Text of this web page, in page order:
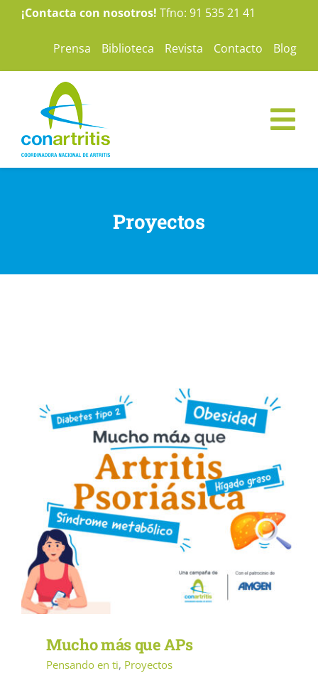
Saltar¡Contacta con nosotros! Tfno: 91 535 21 41
Prensa Biblioteca Revista Contacto Blog
Colabora
Asóciate
Proyectos
Mucho más que APs
Pensando en ti, Proyectos